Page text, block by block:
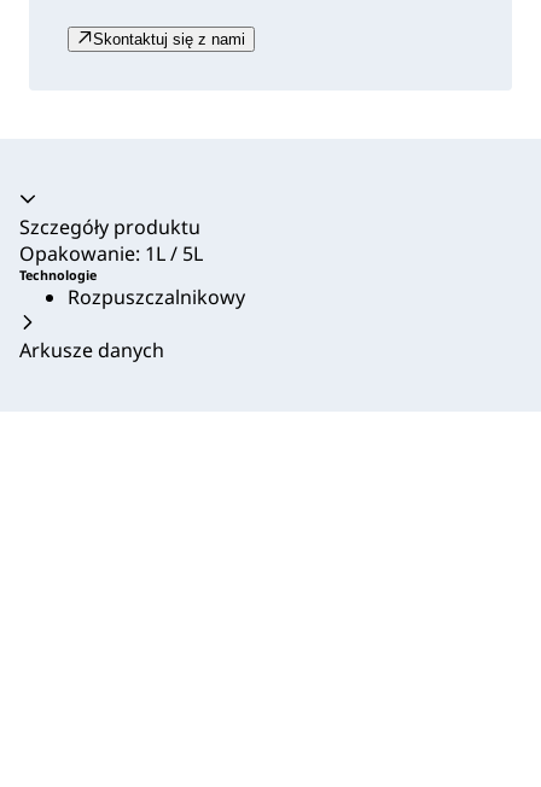
Skontaktuj się z nami
Akordeon zwinięty
Szczegóły produktu
Opakowanie: 1L / 5L
Technologie
Rozpuszczalnikowy
Arkusze danych